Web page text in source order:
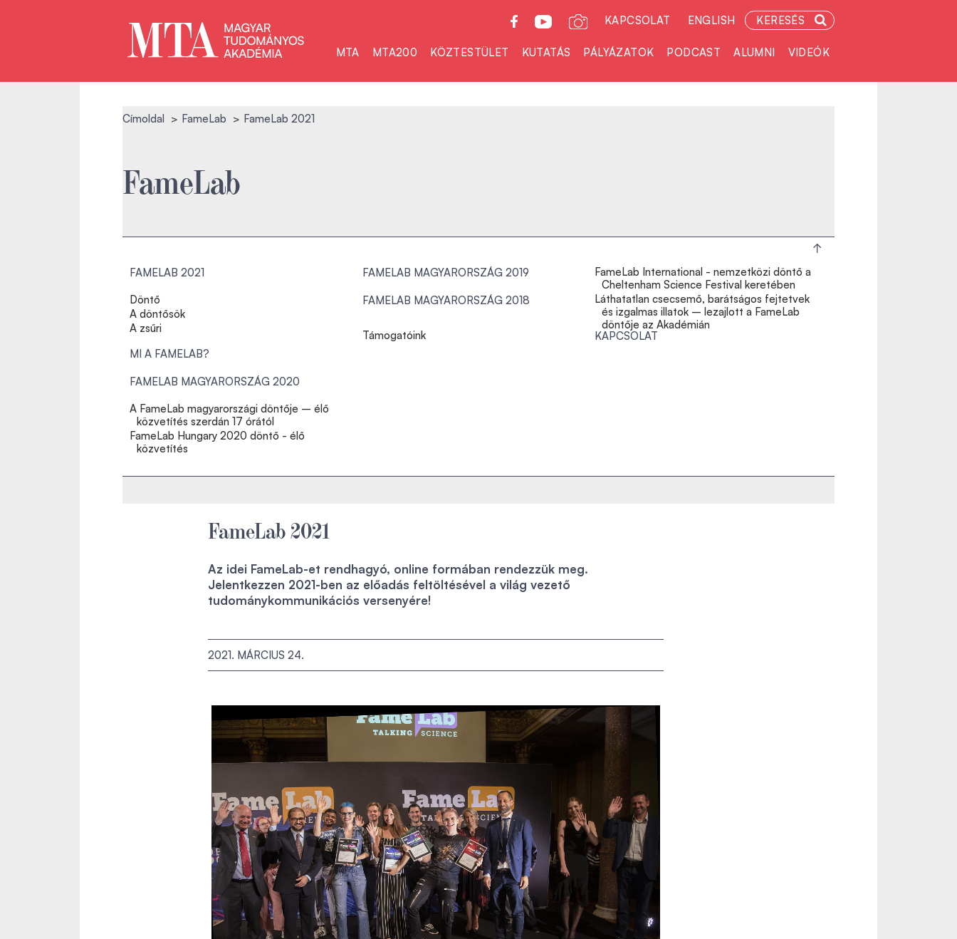
KAPCSOLAT ENGLISH KERESÉS
MTA MTA200 KÖZTESTÜLET KUTATÁS PÁLYÁZATOK PODCAST ALUMNI VIDEÓK
Címoldal FameLab FameLab 2021
FameLab
FAMELAB 2021
Döntő
A döntősök
A zsűri
MI A FAMELAB?
FAMELAB MAGYARORSZÁG 2020
A FameLab magyarországi döntője – élő
közvetítés szerdán 17 órától
FameLab Hungary 2020 döntő - élő
közvetítés
FAMELAB MAGYARORSZÁG 2019
FAMELAB MAGYARORSZÁG 2018
FameLab International - nemzetközi döntő a
Cheltenham Science Festival keretében
Láthatatlan csecsemő, barátságos fejtetvek
és izgalmas illatok – lezajlott a FameLab
döntője az Akadémián
Támogatóink KAPCSOLAT
FameLab 2021
Az idei FameLab-et rendhagyó, online formában rendezzük meg.
Jelentkezzen 2021-ben az előadás feltöltésével a világ vezető
tudománykommunikációs versenyére!
2021. MÁRCIUS 24.